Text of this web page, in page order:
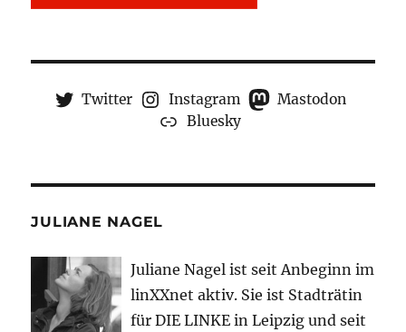
Twitter Instagram
Mastodon
Bluesky
JULIANE NAGEL
Juliane Nagel ist seit Anbeginn im
linXXnet aktiv. Sie ist Stadträtin
für DIE LINKE in Leipzig und seit